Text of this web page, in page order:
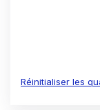
Réinitialiser les